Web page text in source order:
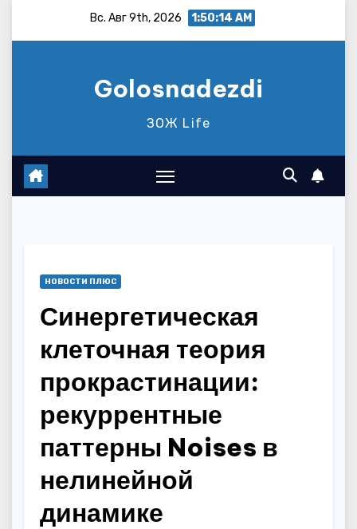
Вс. Авг 9th, 2026 1:50:15 AM
Golosnadezdi
ЗОЖ Life
НОВОСТИ ПЛЮС
Синергетическая
клеточная теория
прокрастинации:
рекуррентные
паттерны Noises в
нелинейной
динамике